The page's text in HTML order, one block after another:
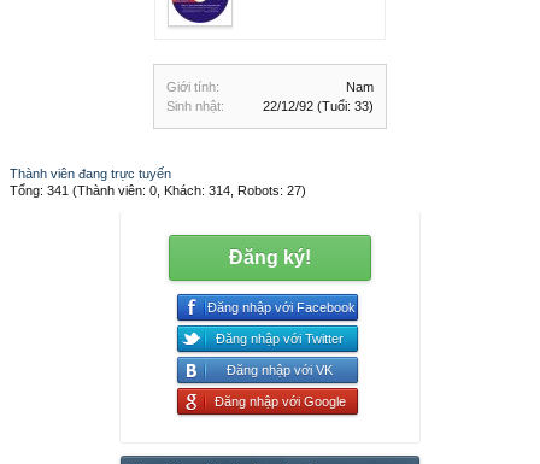
Giới tính:
Nam
Sinh nhật:
22/12/92 (Tuổi: 33)
Thành viên đang trực tuyến
Tổng: 341 (Thành viên: 0, Khách: 314, Robots: 27)
Đăng ký!
Đăng nhập với Facebook
Đăng nhập với Twitter
Đăng nhập với VK
Đăng nhập với Google